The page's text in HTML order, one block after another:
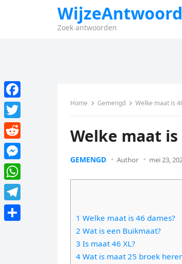
Zoek antwoorden
Home Gemengd Welke maat is
Welke maat is
GEMENGD Author mei 23,
1 Welke maat is 46 dames?
2 Wat is een Buikmaat?
3 Is maat 46 XL?
4 Wat is maat 25 broek
F
a
c
e
b
o
o
k
T
w
i
t
t
e
R
e
d
d
M
e
s
s
W
h
a
T